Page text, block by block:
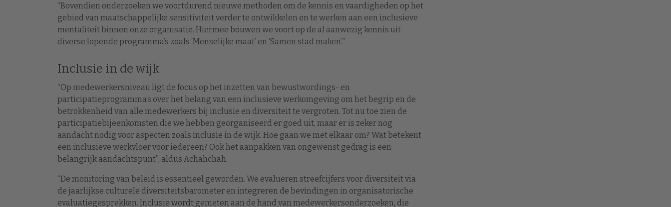
“Bovendien onderzoeken we voortdurend nieuwe methoden om de kennis en vaardigheden op het
gebied van maatschappelijke sensitiviteit verder te ontwikkelen en te werken aan een inclusieve
mentaliteit binnen onze organisatie. Hiermee bouwen we voort op de al aanwezig kennis uit
diverse lopende programma’s zoals ‘Menselijke maat’ en ‘Samen stad maken’.”
Inclusie in de wijk
“Op medewerkersniveau ligt de focus op het inzetten van bewustwordings- en
participatieprogramma’s over het belang van een inclusieve werkomgeving om het begrip en de
betrokkenheid van alle medewerkers bij inclusie en diversiteit te vergroten. Tot nu toe zien de
participatiebijeenkomsten die we hebben georganiseerd er goed uit, maar er is zeker nog
aandacht nodig voor aspecten zoals inclusie in de wijk. Hoe gaan we met elkaar om? Wat betekent
een inclusieve werkvloer voor iedereen? Ook het aanpakken van ongewenst gedrag is een
belangrijk aandachtspunt”, aldus Achahchah.
“De monitoring van beleid is essentieel geworden. We evalueren streefcijfers voor diversiteit via
de jaarlijkse culturele diversiteitsbarometer en integreren de bevindingen in organisatorische
evaluatiegesprekken. Inclusie wordt gemeten aan de hand van medewerkersonderzoeken, die